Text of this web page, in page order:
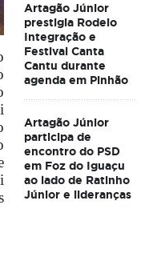
Artagão Júnior
prestigia Rodeio
Integração e
Festival Canta
Cantu durante
agenda em Pinhão
Artagão Júnior
participa de
encontro do PSD
em Foz do Iguaçu
ao lado de Ratinho
Júnior e lideranças